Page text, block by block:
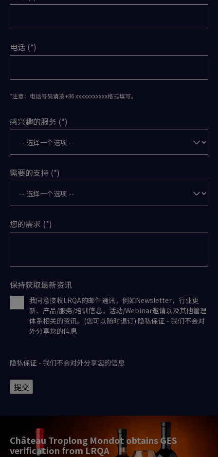
电话
*注意：电话号码请按+86 xxxxxxxxxxx格式填写。
感兴趣的服务
需要的支持
您的需求
保持获取最新资讯
我同意接收LRQA的邮件通讯，例如Newsletter，行业更
新、产品/服务/培训信息，活动/Webinar邀请以及其他管理
体系相关的资讯。(您可以随时退订) 隐私保证 - 我们不会对
外分享您的信息
隐私保证 - 我们不会对外分享您的信息
提交
Château Troplong Mondot obtains GES
verification from LRQA